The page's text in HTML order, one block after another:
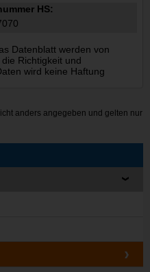
HS:
Datenblatt werden von
Richtigkeit und
wird keine Haftung
anders angegeben und gelten nur